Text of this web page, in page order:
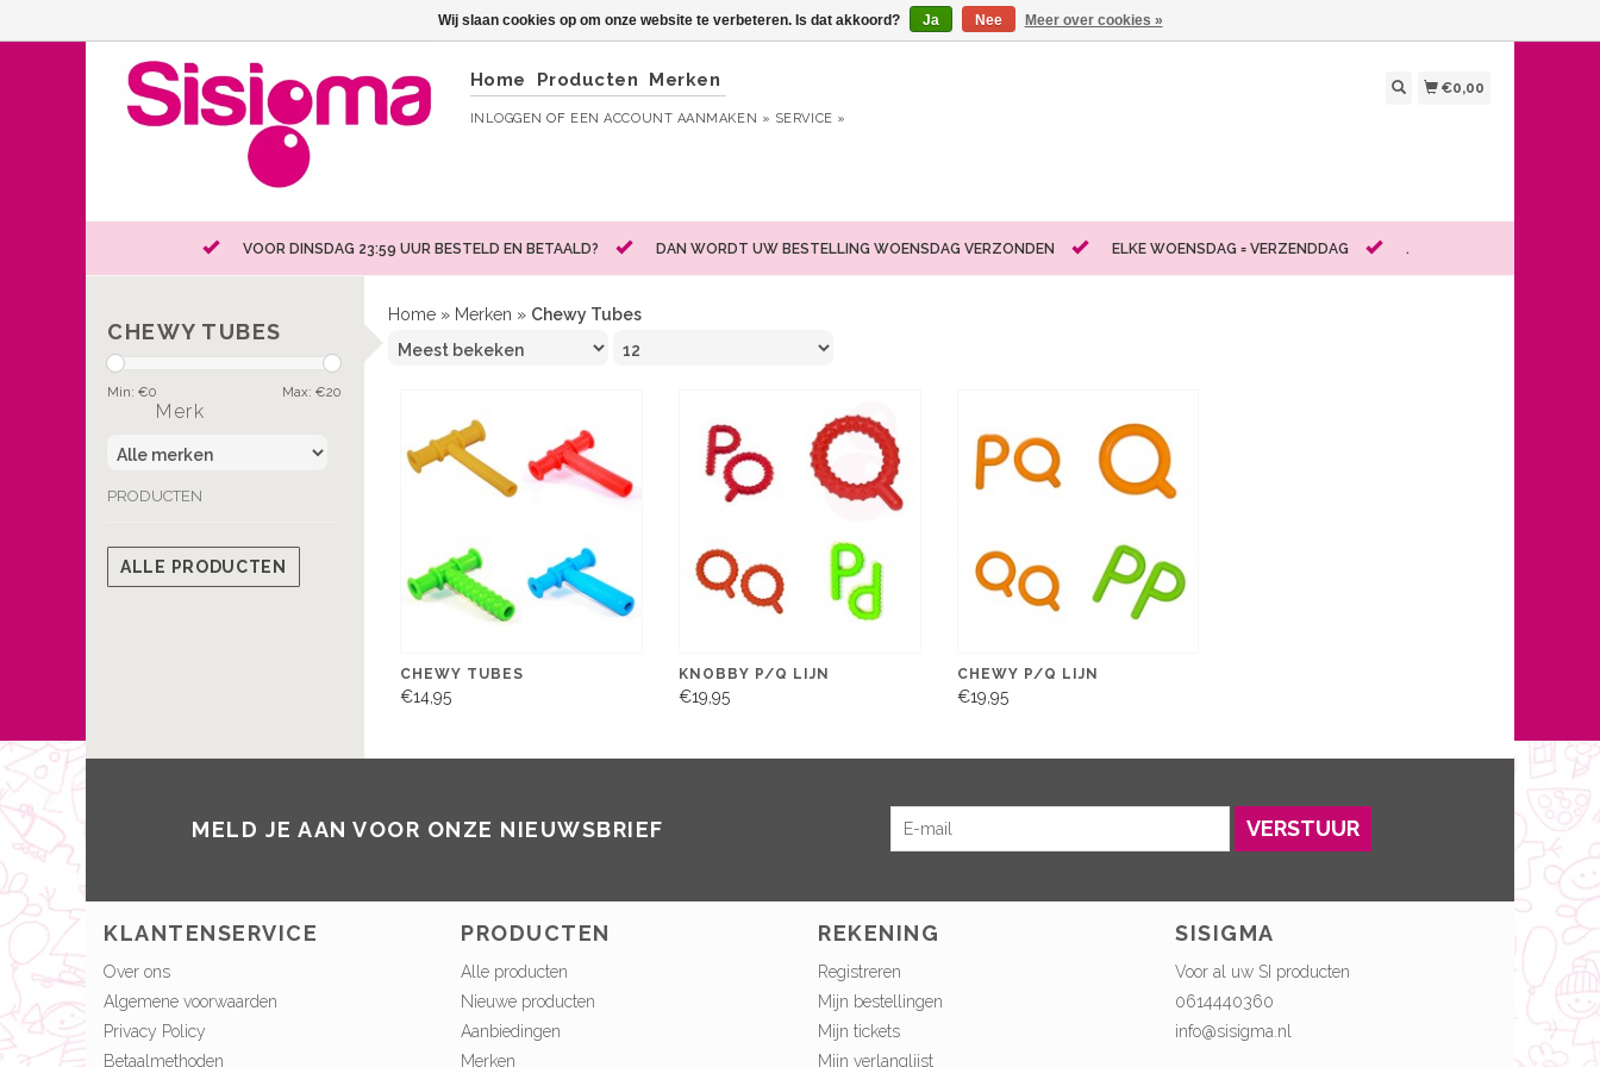
Home Producten Merken
INLOGGEN OF EEN ACCOUNT AANMAKEN » SERVICE »
€0,00
VOOR DINSDAG 23:59 UUR BESTELD EN BETAALD? DAN WORDT UW BESTELLING WOENSDAG VERZONDEN ELKE WOENSDAG = VERZENDDAG .
CHEWY TUBES
Min: €0 Max: €20
Merk
PRODUCTEN
ALLE PRODUCTEN
Home » Merken » Chewy Tubes
CHEWY TUBES
€14,95
KNOBBY P/Q LIJN
€19,95
CHEWY P/Q LIJN
€19,95
MELD JE AAN VOOR ONZE NIEUWSBRIEF VERSTUUR
KLANTENSERVICE
Over ons
Algemene voorwaarden
Privacy Policy
Betaalmethoden
PRODUCTEN
Alle producten
Nieuwe producten
Aanbiedingen
Merken
REKENING
Registreren
Mijn bestellingen
Mijn tickets
Mijn verlanglijst
SISIGMA
Voor al uw SI producten
0614440360
info@sisigma.nl
Wij slaan cookies op om onze website te verbeteren. Is dat akkoord? Ja Nee Meer over cookies »